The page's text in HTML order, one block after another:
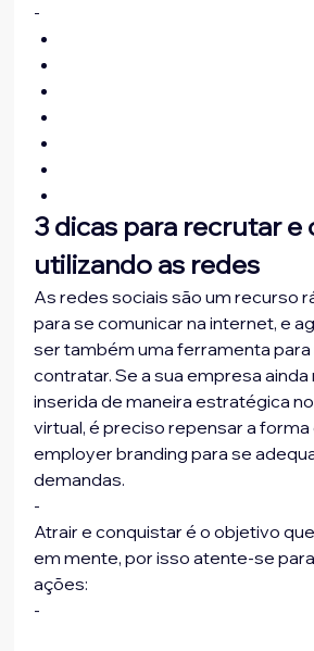
-
3 dicas para recrutar
utilizando as redes
As redes sociais são um recurso
para se comunicar na internet, e
ser também uma ferramenta
contratar. Se a sua empresa ainda
inserida de maneira estratégica
virtual, é preciso repensar a
employer branding para se
demandas.
-
Atrair e conquistar é o objetivo
em mente, por isso atente-se
ações:
-